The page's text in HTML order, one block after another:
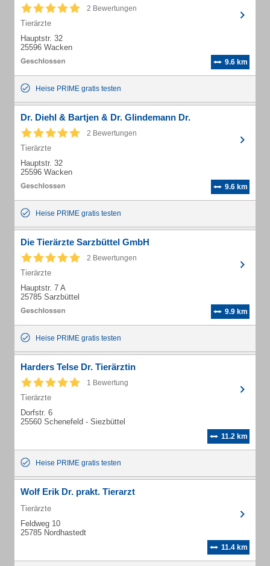
2 Bewertungen
Tierärzte
Hauptstr. 32
25596 Wacken
9.6 km
Heise PRIME gratis testen
Dr. Diehl & Bartjen & Dr. Glindemann Dr.
2 Bewertungen
Tierärzte
Hauptstr. 32
25596 Wacken
9.6 km
Heise PRIME gratis testen
Die Tierärzte Sarzbüttel GmbH
2 Bewertungen
Tierärzte
Hauptstr. 7 A
25785 Sarzbüttel
9.9 km
Heise PRIME gratis testen
Harders Telse Dr. Tierärztin
1 Bewertung
Tierärzte
Dorfstr. 6
25560 Schenefeld - Siezbüttel
11.2 km
Heise PRIME gratis testen
Wolf Erik Dr. prakt. Tierarzt
Tierärzte
Feldweg 10
25785 Nordhastedt
11.4 km